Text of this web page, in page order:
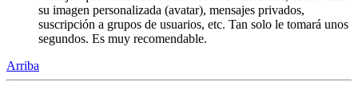
su imagen personalizada (avatar), mensajes privados,
suscripción a grupos de usuarios, etc. Tan solo le tomará unos
segundos. Es muy recomendable.
Arriba